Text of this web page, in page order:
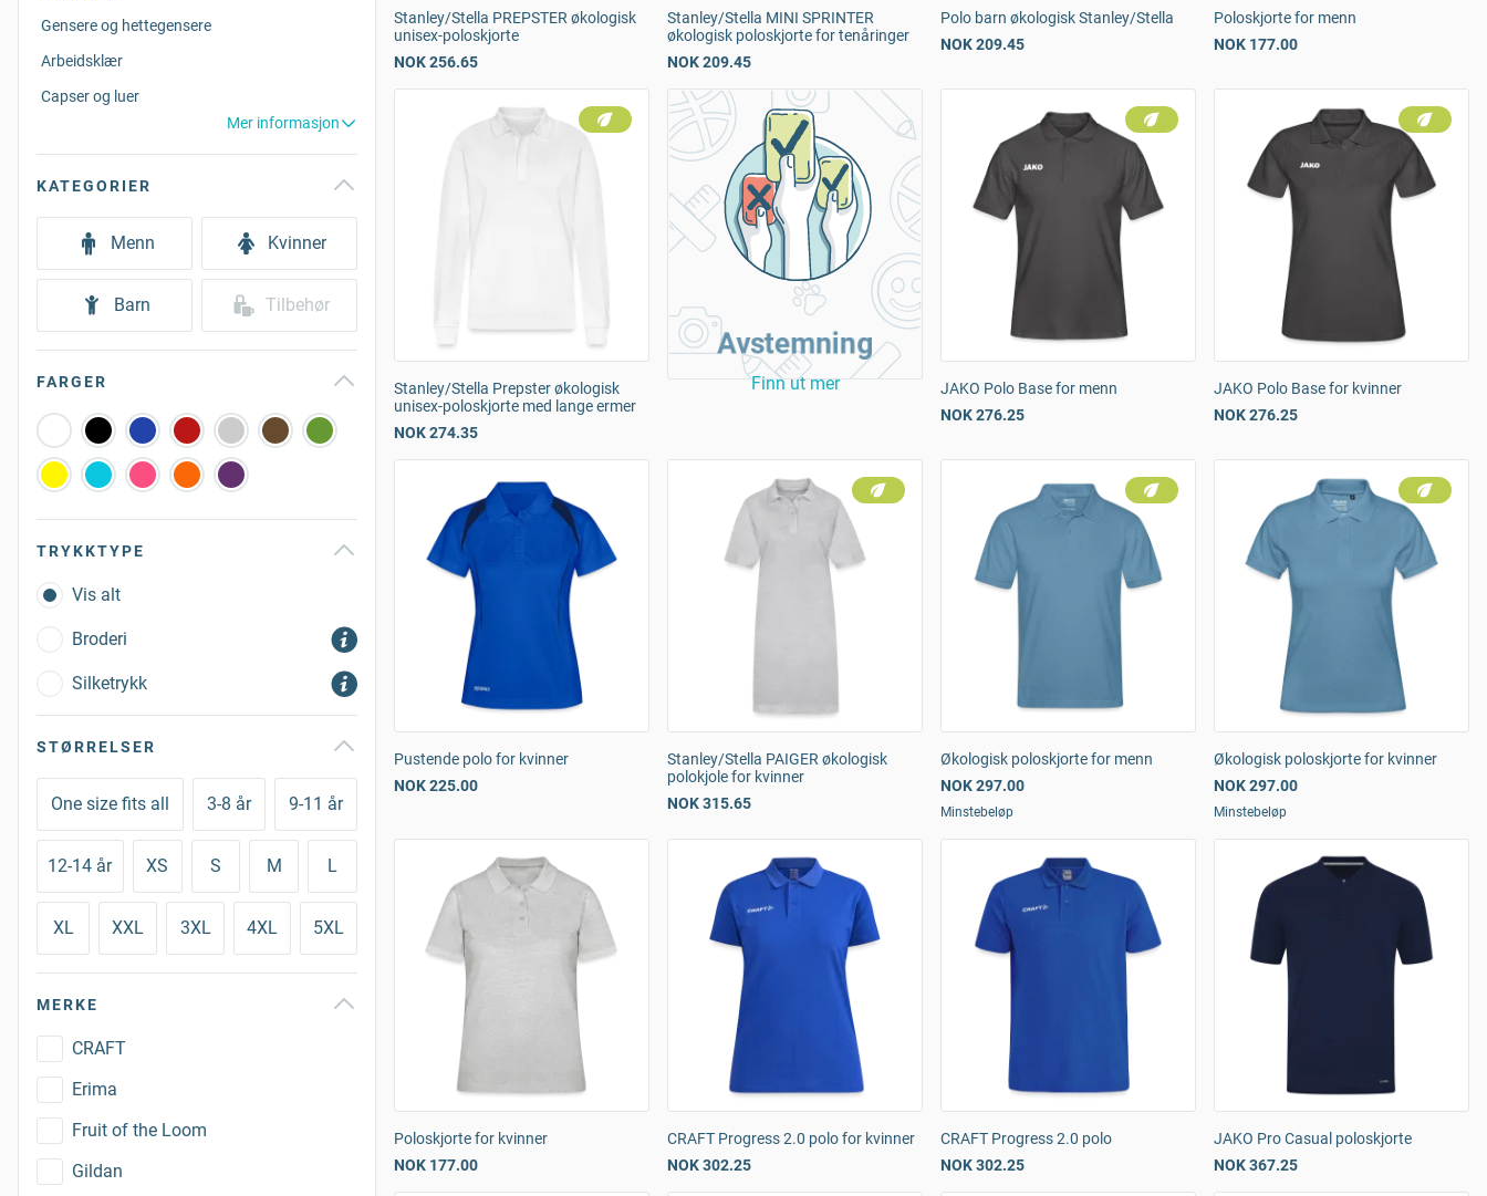
Gensere og hettegensere
Arbeidsklær
Capser og luer
Mer informasjon
KATEGORIER
Menn Kvinner
Barn Tilbehør
FARGER
TRYKKTYPE
Vis alt
Broderi
Silketrykk
STØRRELSER
One size fits all 3-8 år 9-11 år
12-14 år XS S M L
XL XXL 3XL 4XL 5XL
MERKE
CRAFT
Erima
Fruit of the Loom
Gildan
Stanley/Stella PREPSTER økologisk
unisex-poloskjorte
NOK 256.65
Stanley/Stella MINI SPRINTER
økologisk poloskjorte for tenåringer
NOK 209.45
Polo barn økologisk Stanley/Stella
NOK 209.45
Poloskjorte for menn
NOK 177.00
Stanley/Stella Prepster økologisk
unisex-poloskjorte med lange ermer
NOK 274.35
Avstemning
Finn ut mer
JAKO Polo Base for menn
NOK 276.25
JAKO Polo Base for kvinner
NOK 276.25
Pustende polo for kvinner
NOK 225.00
Stanley/Stella PAIGER økologisk
polokjole for kvinner
NOK 315.65
Økologisk poloskjorte for menn
NOK 297.00
Minstebeløp
Økologisk poloskjorte for kvinner
NOK 297.00
Minstebeløp
Poloskjorte for kvinner
NOK 177.00
CRAFT Progress 2.0 polo for kvinner
NOK 302.25
CRAFT Progress 2.0 polo
NOK 302.25
JAKO Pro Casual poloskjorte
NOK 367.25